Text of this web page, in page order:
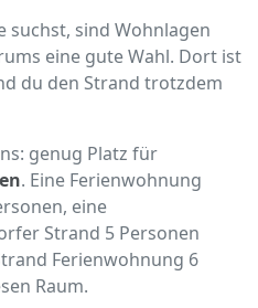
suchst, sind Wohnlagen
eine gute Wahl. Dort ist
du den Strand trotzdem
genug Platz für
. Eine Ferienwohnung
eine
Strand 5 Personen
Ferienwohnung 6
Raum.